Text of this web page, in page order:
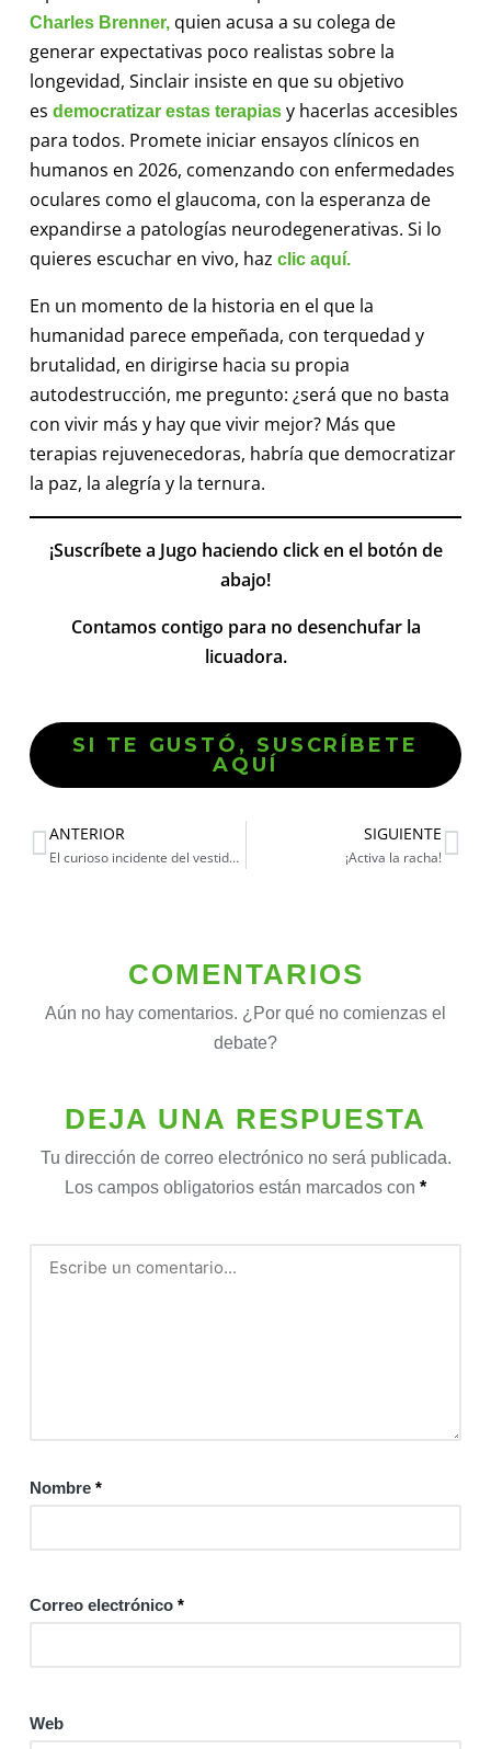
Charles Brenner,quien acusa a su colega de
generar expectativas poco realistas sobre la
longevidad, Sinclair insiste en que su objetivo
es democratizar estas terapiasy hacerlas accesibles
para todos. Promete iniciar ensayos clínicos en
humanos en 2026, comenzando con enfermedades
oculares como el glaucoma, con la esperanza de
expandirse a patologías neurodegenerativas. Si lo
quieres escuchar en vivo, haz clic aquí.
En un momento de la historia en el que la
humanidad parece empeñada, con terquedad y
brutalidad, en dirigirse hacia su propia
autodestrucción, me pregunto: ¿será que no basta
con vivir más y hay que vivir mejor? Más que
terapias rejuvenecedoras, habría que democratizar
la paz, la alegría y la ternura.
¡Suscríbete a Jugo haciendo click en el botón de
abajo!
Contamos contigo para no desenchufar la
licuadora.
SI TE GUSTÓ, SUSCRÍBETE
AQUÍ
ANTERIOR
El curioso incidente del vestido a la medianoche
SIGUIENTE
¡Activa la racha!
COMENTARIOS
Aún no hay comentarios. ¿Por qué no comienzas el
debate?
DEJA UNA RESPUESTA
Tu dirección de correo electrónico no será publicada.
Los campos obligatorios están marcados con *
Nombre *
Correo electrónico *
Web